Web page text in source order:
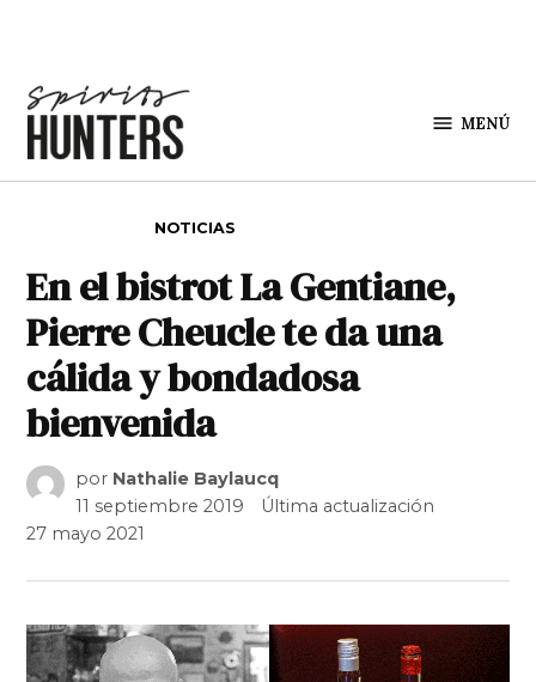
MENÚ
NOTICIAS
En el bistrot La Gentiane,
Pierre Cheucle te da una
cálida y bondadosa
bienvenida
por Nathalie Baylaucq
11 septiembre 2019
Última actualización
27 mayo 2021